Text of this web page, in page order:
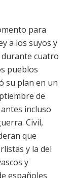
para
a los suyos y
durante cuatro
pueblos
su plan en un
de
incluso
Civil,
que
y la del
y
españoles